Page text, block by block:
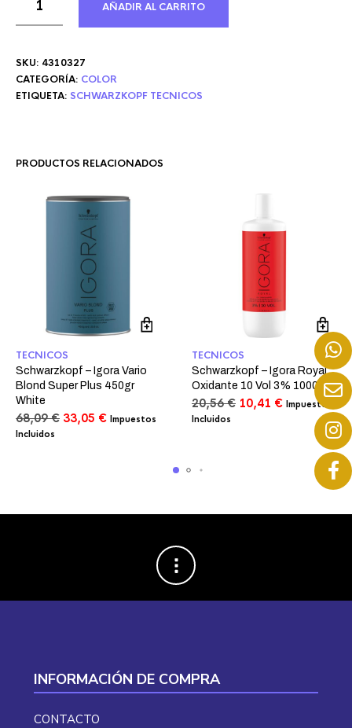
AÑADIR AL CARRITO
SKU: 4310327
CATEGORÍA: COLOR
ETIQUETA: SCHWARZKOPF TECNICOS
PRODUCTOS RELACIONADOS
TECNICOS
Schwarzkopf – Igora Vario
Blond Super Plus 450gr
White
68,09€ El
33,05 €ElImpuestos
Incluidos
TECNICOS
Schwarzkopf – Igora Royal
Oxidante 10 Vol 3% 1000ml
20,56€ El
10,41 €El
precio
actual
10,41 €.
Impuestos
Incluidos
INFORMACIÓN DE COMPRA
CONTACTO